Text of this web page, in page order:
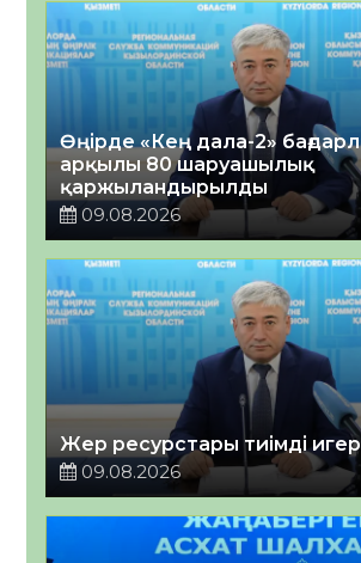
Өңірде «Кең дала-2»
арқылы 80 шаруашылық
қаржыландырылды
09.08.2026
Жер ресурстары тиімді
09.08.2026